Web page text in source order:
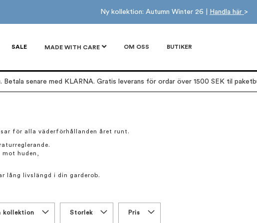
Ny kollektion: Autumn Winter 26 | Handla här >
SALE MADE WITH CARE OM OSS BUTIKER
Betala senare med KLARNA. Gratis leverans för ordar över 1500 SEK til
för alla väderförhållanden året runt.
mot huden,
lång livslängd i din garderob.
kollektion Storlek Pris